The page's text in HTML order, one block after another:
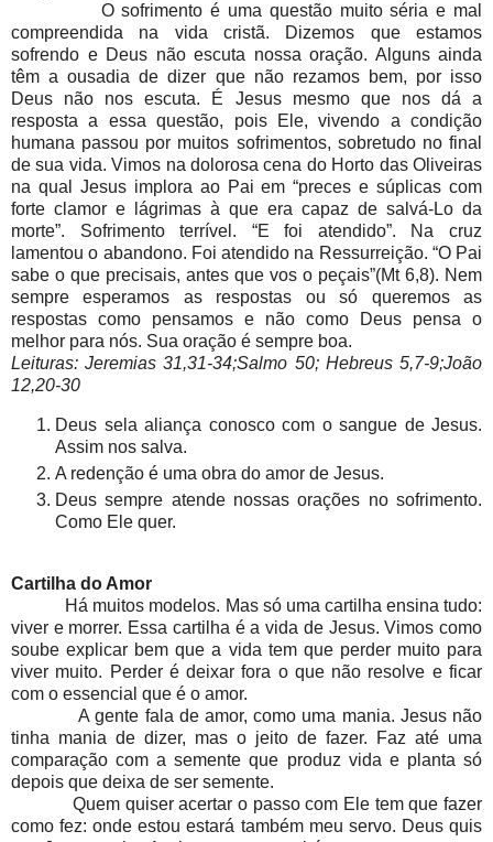
O sofrimento é uma questão muito séria e mal
compreendida na vida cristã. Dizemos que estamos
sofrendo e Deus não escuta nossa oração. Alguns ainda
têm a ousadia de dizer que não rezamos bem, por isso
Deus não nos escuta. É Jesus mesmo que nos dá a
resposta a essa questão, pois Ele, vivendo a condição
humana passou por muitos sofrimentos, sobretudo no final
de sua vida. Vimos na dolorosa cena do Horto das Oliveiras
na qual Jesus implora ao Pai em “preces e súplicas com
forte clamor e lágrimas à que era capaz de salvá-Lo da
morte”. Sofrimento terrível. “E foi atendido”. Na cruz
lamentou o abandono. Foi atendido na Ressurreição. “O Pai
sabe o que precisais, antes que vos o peçais”(Mt 6,8). Nem
sempre esperamos as respostas ou só queremos as
respostas como pensamos e não como Deus pensa o
melhor para nós. Sua oração é sempre boa.
Leituras: Jeremias 31,31-34;Salmo 50; Hebreus 5,7-9;João
12,20-30
Deus sela aliança conosco com o sangue de Jesus.
Assim nos salva.
A redenção é uma obra do amor de Jesus.
Deus sempre atende nossas orações no sofrimento.
Como Ele quer.
Cartilha do Amor
Há muitos modelos. Mas só uma cartilha ensina tudo:
viver e morrer. Essa cartilha é a vida de Jesus. Vimos como
soube explicar bem que a vida tem que perder muito para
viver muito. Perder é deixar fora o que não resolve e ficar
com o essencial que é o amor.
A gente fala de amor, como uma mania. Jesus não
tinha mania de dizer, mas o jeito de fazer. Faz até uma
comparação com a semente que produz vida e planta só
depois que deixa de ser semente.
Quem quiser acertar o passo com Ele tem que fazer
como fez: onde estou estará também meu servo. Deus quis